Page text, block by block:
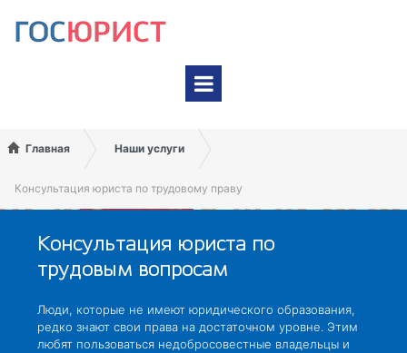
На карте Google
На карте Яндекс
Главная Наши услуги
Консультация юриста по трудовому праву
Консультация юриста по
трудовым вопросам
Люди, которые не имеют юридического образования,
редко знают свои права на достаточном уровне. Этим
любят пользоваться недобросовестные владельцы и